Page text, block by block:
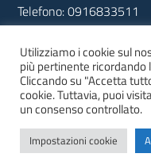
Telefono: 0916833511
E-mail:
PEC:
E-mail DPO:
Modulistica URP
Utilizziamo i cookie sul
più pertinente
Cliccando su "Accetta
cookie. Tuttavia, puoi
un consenso controllato.
Impostazioni cookie